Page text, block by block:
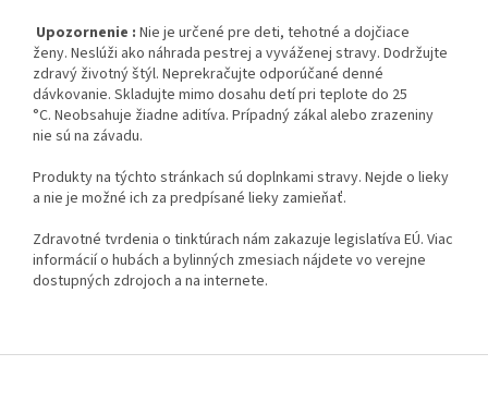
Upozornenie : Nie je určené pre deti, tehotné a dojčiace
ženy. Neslúži ako náhrada pestrej a vyváženej stravy. Dodržujte
zdravý životný štýl. Neprekračujte odporúčané denné
dávkovanie. Skladujte mimo dosahu detí pri teplote do 25
°C. Neobsahuje žiadne aditíva. Prípadný zákal alebo zrazeniny
nie sú na závadu.
Produkty na týchto stránkach sú doplnkami stravy. Nejde o lieky
a nie je možné ich za predpísané lieky zamieňať.
Zdravotné tvrdenia o tinktúrach nám zakazuje legislatíva EÚ. Viac
informácií o hubách a bylinných zmesiach nájdete vo verejne
dostupných zdrojoch a na internete.